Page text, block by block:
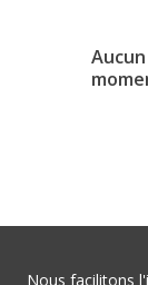
Nous facilitons